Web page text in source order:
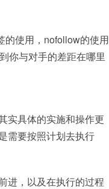
的使用，nofollow的使用
你与对手的差距在哪里
实具体的实施和操作更
需要按照计划去执行
进，以及在执行的过程